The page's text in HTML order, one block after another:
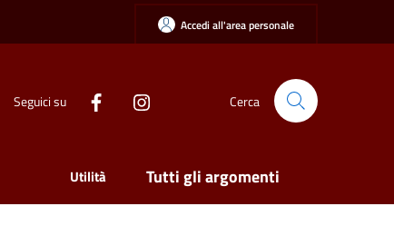
Accedi all'area personale
Seguici su Cerca
Utilità Tutti gli argomenti